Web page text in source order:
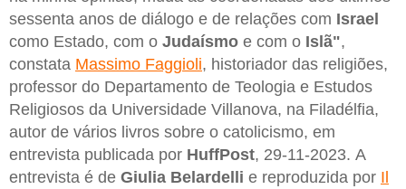
sessenta anos de diálogo e de relações com Israel
como Estado, com o Judaísmo e com o Islã",
constata Massimo Faggioli, historiador das religiões,
professor do Departamento de Teologia e Estudos
Religiosos da Universidade Villanova, na Filadélfia,
autor de vários livros sobre o catolicismo, em
entrevista publicada por HuffPost, 29-11-2023. A
entrevista é de Giulia Belardelli e reproduzida por Il